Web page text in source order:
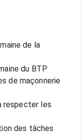
de la
du BTP
de maçonnerie
respecter les
des tâches